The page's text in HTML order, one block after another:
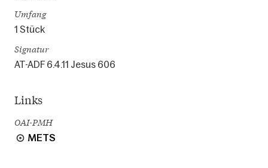
Umfang
1 Stück
Signatur
AT-ADF 6.4.11 Jesus 606
Links
OAI-PMH
METS